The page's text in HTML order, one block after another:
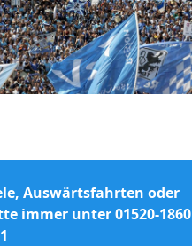
Auswärtsfahrten oder
immer unter 01520-1860